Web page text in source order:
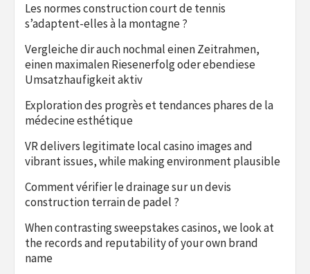
Les normes construction court de tennis
s’adaptent-elles à la montagne ?
Vergleiche dir auch nochmal einen Zeitrahmen,
einen maximalen Riesenerfolg oder ebendiese
Umsatzhaufigkeit aktiv
Exploration des progrès et tendances phares de la
médecine esthétique
VR delivers legitimate local casino images and
vibrant issues, while making environment plausible
Comment vérifier le drainage sur un devis
construction terrain de padel ?
When contrasting sweepstakes casinos, we look at
the records and reputability of your own brand
name